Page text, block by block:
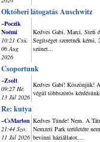
Októberi látogatás Auschwitz
~Poczik
Noémi
10:21 Csü,
06 Aug
2026
Kedves Gabi, Marci, Stefi
Segítséget szeretnék kérni,
szünet...
Csoportunk
~Zsolt
09:27 Hé,
13 Júl 2026
Kedves Gabi! Köszönjük!
végül többszörös
Re: kutya
~CsMarton
21:44 Szo,
11 Júl 2026
Kedves Tünde! Nem. A
Nemzeti Park területére
bevinni háziállatot,...